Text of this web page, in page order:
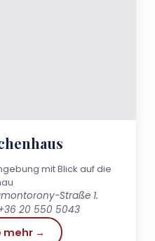
mit Blick auf die
Straße 1.
20 550 5043
mehr →